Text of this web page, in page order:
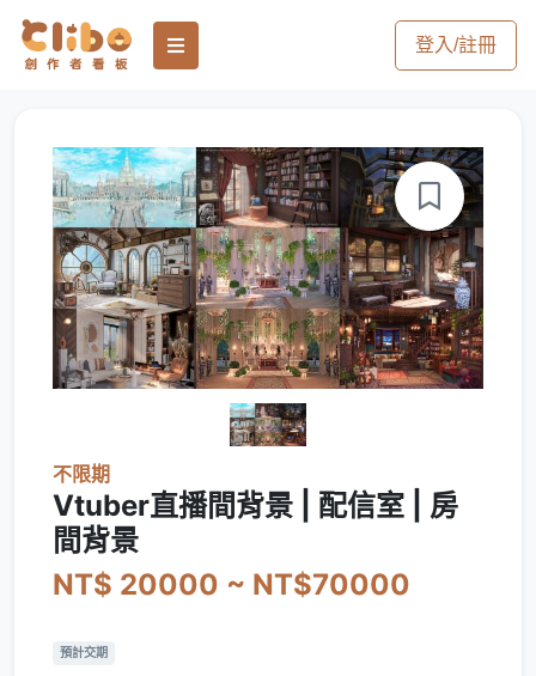
登入/註冊
不限期
Vtuber直播間背景 | 配信室 | 房
間背景
NT$ 20000 ~ NT$70000
預計交期